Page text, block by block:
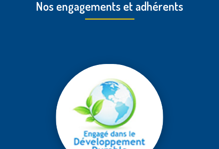
Nos engagements et adhérents